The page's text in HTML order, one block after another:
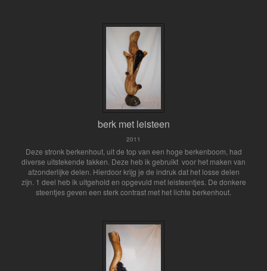
berk met leisteen
2011
Deze stronk berkenhout, uit de top van een hoge berkenboom, had
diverse uitstekende takken. Deze heb ik gebruikt voor het maken van
afzonderlijke delen. Hierdoor krijg je de indruk dat het losse delen
zijn. 1 deel heb ik uitgehold en opgevuld met leisteentjes. De donkere
steentjes geven een sterk contrast met het lichte berkenhout.